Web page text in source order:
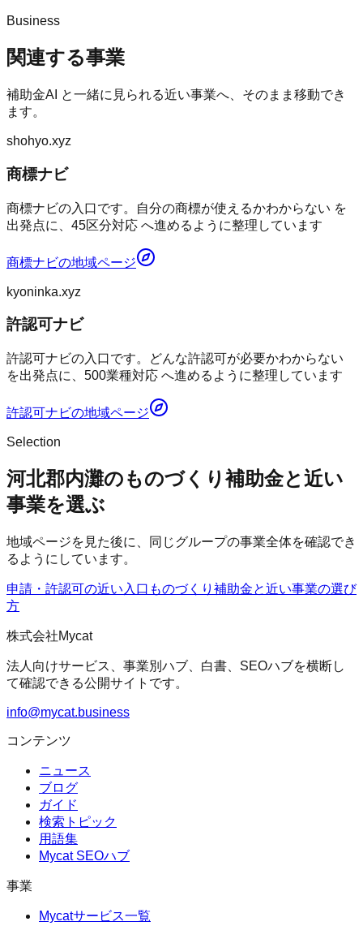
Business
関連する事業
補助金AI
と一緒に見られる近い事業へ、そのまま移動でき
ます。
shohyo.xyz
商標ナビ
商標ナビの入口です。自分の商標が使えるかわからない を
出発点に、45区分対応 へ進めるように整理しています
商標ナビの地域ページ
kyoninka.xyz
許認可ナビ
許認可ナビの入口です。どんな許認可が必要かわからない
を出発点に、500業種対応 へ進めるように整理しています
許認可ナビの地域ページ
Selection
河北郡内灘のものづくり補助金と近い
事業を選ぶ
地域ページを見た後に、同じグループの事業全体を確認でき
るようにしています。
申請・許認可の近い入口 ものづくり補助金と近い事業の選び
方
株式会社Mycat
法人向けサービス、事業別ハブ、白書、SEOハブを横断し
て確認できる公開サイトです。
info@mycat.business
コンテンツ
ニュース
ブログ
ガイド
検索トピック
用語集
Mycat SEOハブ
事業
Mycatサービス一覧